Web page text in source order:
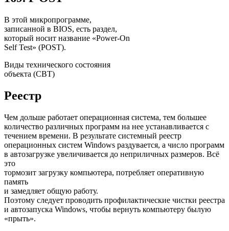
В этой микропрограмме,
записанной в BIOS, есть раздел,
который носит название «Power-On
Self Test» (POST).
Виды технического состояния
объекта (СВТ)
Реестр
Чем дольше работает операционная система, тем большее
количество различных программ на нее устанавливается с
течением времени. В результате системный реестр
операционных систем Windows раздувается, а число программ
в автозагрузке увеличивается до неприличных размеров. Всё
это
тормозит загрузку компьютера, потребляет оперативную
память
и замедляет общую работу.
Поэтому следует проводить профилактические чистки реестра
и автозапуска Windows, чтобы вернуть компьютеру былую
«прыть».